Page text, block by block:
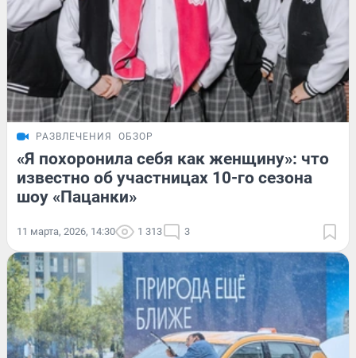
РАЗВЛЕЧЕНИЯ ОБЗОР
«Я похоронила себя как женщину»: что
известно об участницах 10-го сезона
шоу «Пацанки»
11 марта, 2026, 14:30 1 313 3